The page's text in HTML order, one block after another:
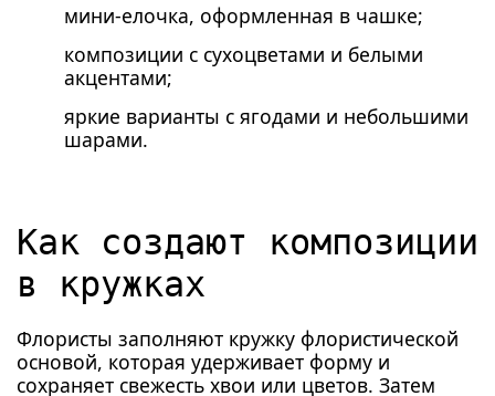
мини-елочка, оформленная в чашке;
композиции с сухоцветами и белыми
акцентами;
яркие варианты с ягодами и небольшими
шарами.
Как создают композиции
в кружках
Флористы заполняют кружку флористической
основой, которая удерживает форму и
сохраняет свежесть хвои или цветов. Затем